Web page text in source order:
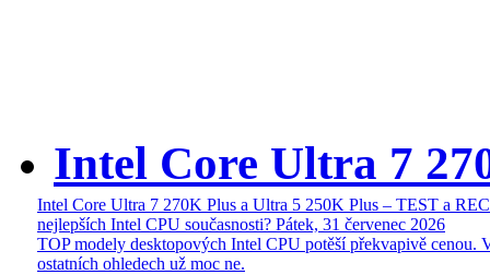
Intel Core Ultra 7
Intel Core Ultra 7 270K Plus a Ultra 5 250K Plus – TEST a
nejlepších Intel CPU současnosti? Pátek, 31 červenec 2026
TOP modely desktopových Intel CPU potěší překvapivě cenou.
ostatních ohledech už moc ne.